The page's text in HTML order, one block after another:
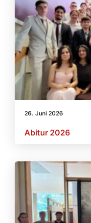
26. Juni 2026
Abitur 2026